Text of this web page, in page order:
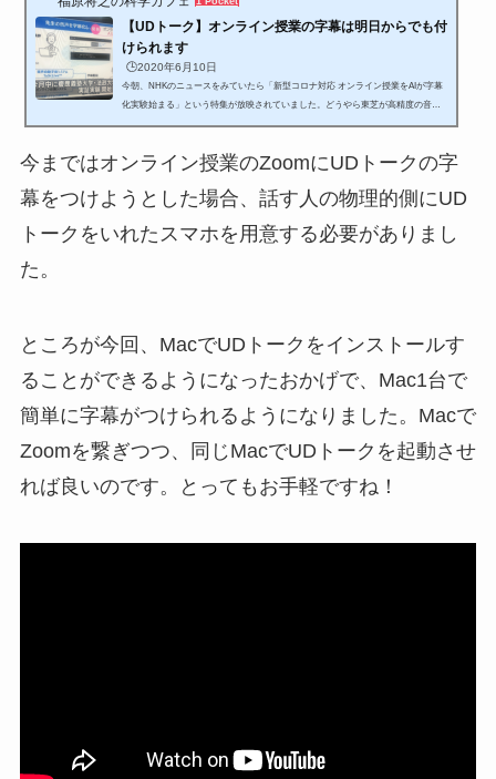
【UDトーク】オンライン授業の字幕は明日からでも付
けられます
🕒️2020年6月10日
今朝、NHKのニュースをみていたら「新型コロナ対応 オンライン授業をAIが字幕
化実験始まる」という特集が放映されていました。どうやら東芝が高精度の音声
たい考えとのこと。ニュースをみて私はとても驚きました。なぜなら、何年も前
らでも同様のことがオンライン授業で可能だからです。オンライン授業...
今まではオンライン授業のZoomにUDトークの字
幕をつけようとした場合、話す人の物理的側にUD
トークをいれたスマホを用意する必要がありまし
た。
ところが今回、MacでUDトークをインストールす
ることができるようになったおかげで、Mac1台で
簡単に字幕がつけられるようになりました。Macで
Zoomを繋ぎつつ、同じMacでUDトークを起動させ
れば良いのです。とってもお手軽ですね！